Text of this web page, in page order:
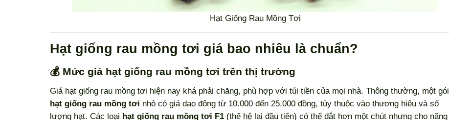
Hạt Giống Rau Mồng Tơi
Hạt giống rau mồng tơi giá bao nhiêu là chuẩn?
💰 Mức giá hạt giống rau mồng tơi trên thị trường
Giá hạt giống rau mồng tơi hiện nay khá phải chăng, phù hợp với túi tiền của mọi nhà. Thông thường, một gói
hạt giống rau mồng tơi nhỏ có giá dao động từ 10.000 đến 25.000 đồng, tùy thuộc vào thương hiệu và số
lượng hạt. Các loại hạt giống rau mồng tơi F1 (thế hệ lai đầu tiên) có thể đắt hơn một chút nhưng cho năng